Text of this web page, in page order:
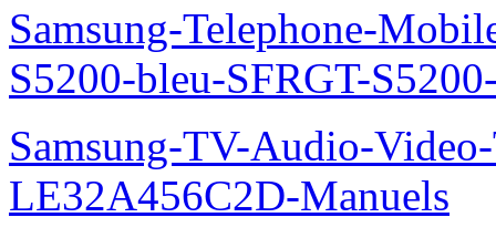
Samsung-Telephone-
S5200-bleu-SFRGT-
Samsung-TV-Audio-
LE32A456C2D-Manuels